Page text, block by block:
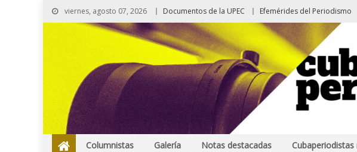
viernes, agosto 07, 2026 Documentos de la UPEC Efemérides del Periodismo
Columnistas Galería Notas destacadas